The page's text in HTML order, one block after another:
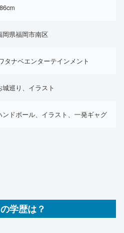
岡県福岡市南区
タナベエンターテインメント
城巡り、イラスト
ンドボール、イラスト、一発ギャグ
学歴は？